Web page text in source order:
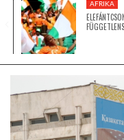
ÁZSIA
AFRIKA